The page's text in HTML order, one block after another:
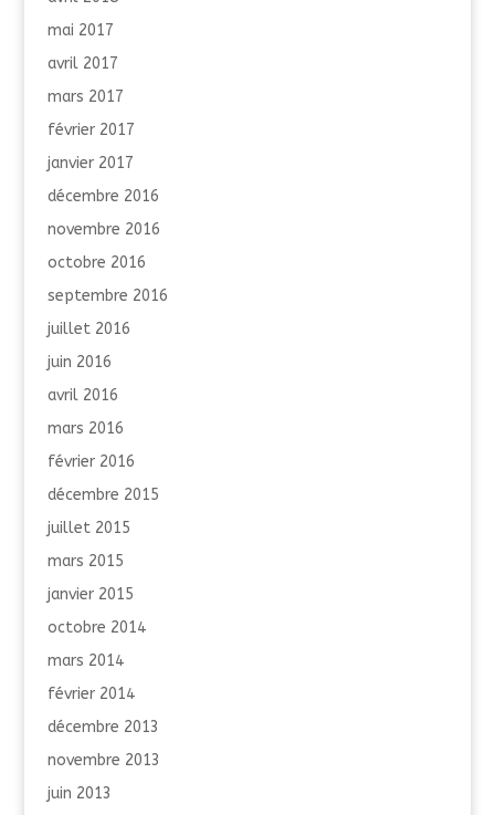
mai 2017
avril 2017
mars 2017
février 2017
janvier 2017
décembre 2016
novembre 2016
octobre 2016
septembre 2016
juillet 2016
juin 2016
avril 2016
mars 2016
février 2016
décembre 2015
juillet 2015
mars 2015
janvier 2015
octobre 2014
mars 2014
février 2014
décembre 2013
novembre 2013
juin 2013